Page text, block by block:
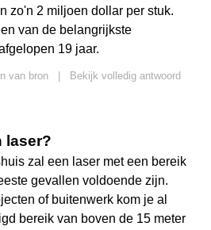
zo'n 2 miljoen dollar per stuk.
van de belangrijkste
19 jaar.
van bron
Bekijk volledig antwoord
laser?
zal een laser met een bereik
gevallen voldoende zijn.
of buitenwerk kom je al
bereik van boven de 15 meter